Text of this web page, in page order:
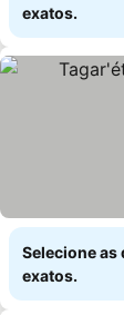
exatos.
Selecione as
exatos.